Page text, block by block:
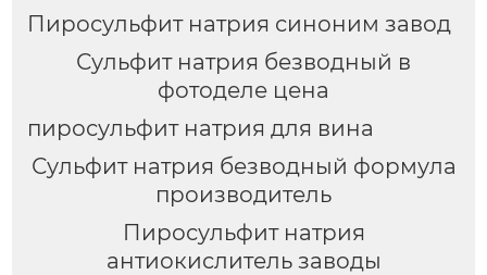
Пиросульфит натрия синоним завод
Сульфит натрия безводный в
фотоделе цена
пиросульфит натрия для вина
Сульфит натрия безводный формула
производитель
Пиросульфит натрия
антиокислитель заводы